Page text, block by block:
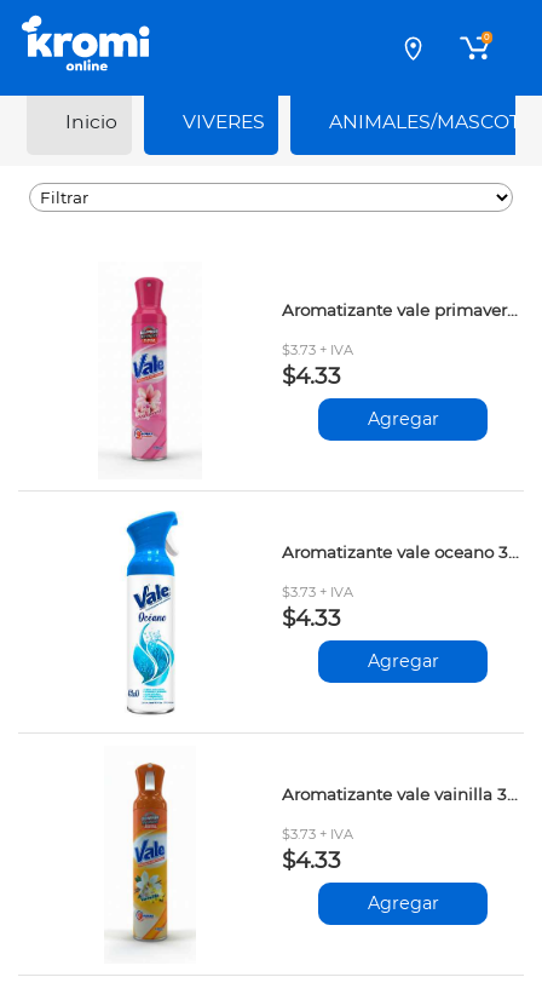
0
Inicio VIVERES ANIMALES/
Aromatizante vale primavera 300ml
$3.73 + IVA
$4.33
Agregar
Aromatizante vale oceano 300ml
$3.73 + IVA
$4.33
Agregar
Aromatizante vale vainilla 300ml
$3.73 + IVA
$4.33
Agregar